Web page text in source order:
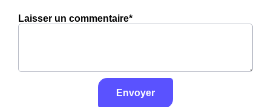
Laisser un commentaire*
Envoyer